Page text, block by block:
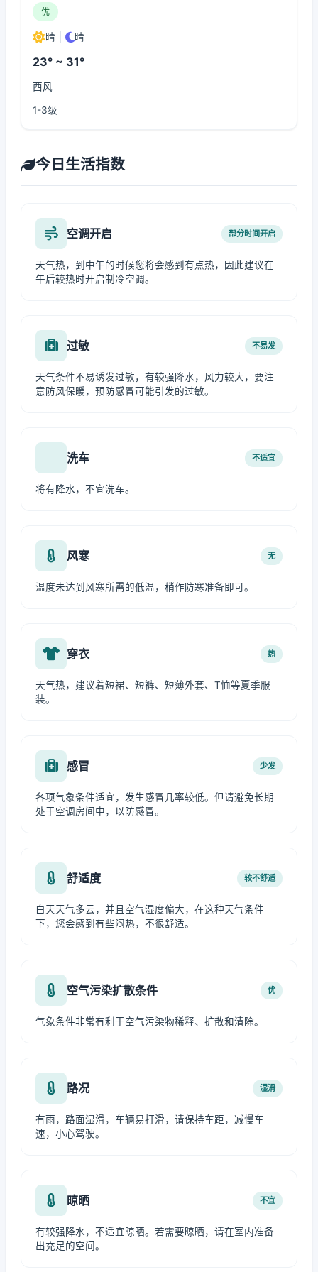
优
晴 晴
23° ~ 31°
西风
1-3级
今日生活指数
空调开启 部分时间开启
天气热，到中午的时候您将会感到有点热，因此建议在
午后较热时开启制冷空调。
过敏 不易发
天气条件不易诱发过敏，有较强降水，风力较大，要注
意防风保暖，预防感冒可能引发的过敏。
洗车 不适宜
将有降水，不宜洗车。
风寒 无
温度未达到风寒所需的低温，稍作防寒准备即可。
穿衣 热
天气热，建议着短裙、短裤、短薄外套、T恤等夏季服
装。
感冒 少发
各项气象条件适宜，发生感冒几率较低。但请避免长期
处于空调房间中，以防感冒。
舒适度 较不舒适
白天天气多云，并且空气湿度偏大，在这种天气条件
下，您会感到有些闷热，不很舒适。
空气污染扩散条件 优
气象条件非常有利于空气污染物稀释、扩散和清除。
路况 湿滑
有雨，路面湿滑，车辆易打滑，请保持车距，减慢车
速，小心驾驶。
晾晒 不宜
有较强降水，不适宜晾晒。若需要晾晒，请在室内准备
出充足的空间。